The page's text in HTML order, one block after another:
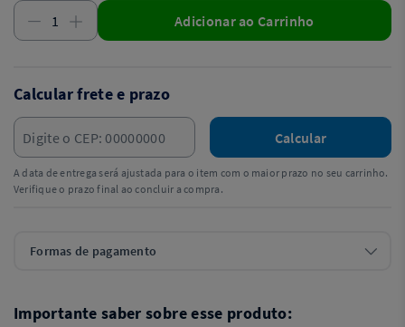
Adicionar ao Carrinho
Calcular frete e prazo
Calcular
A data de entrega será ajustada para o item com o maior prazo no seu carrinho.
Verifique o prazo final ao concluir a compra.
Formas de pagamento
Importante saber sobre esse produto: